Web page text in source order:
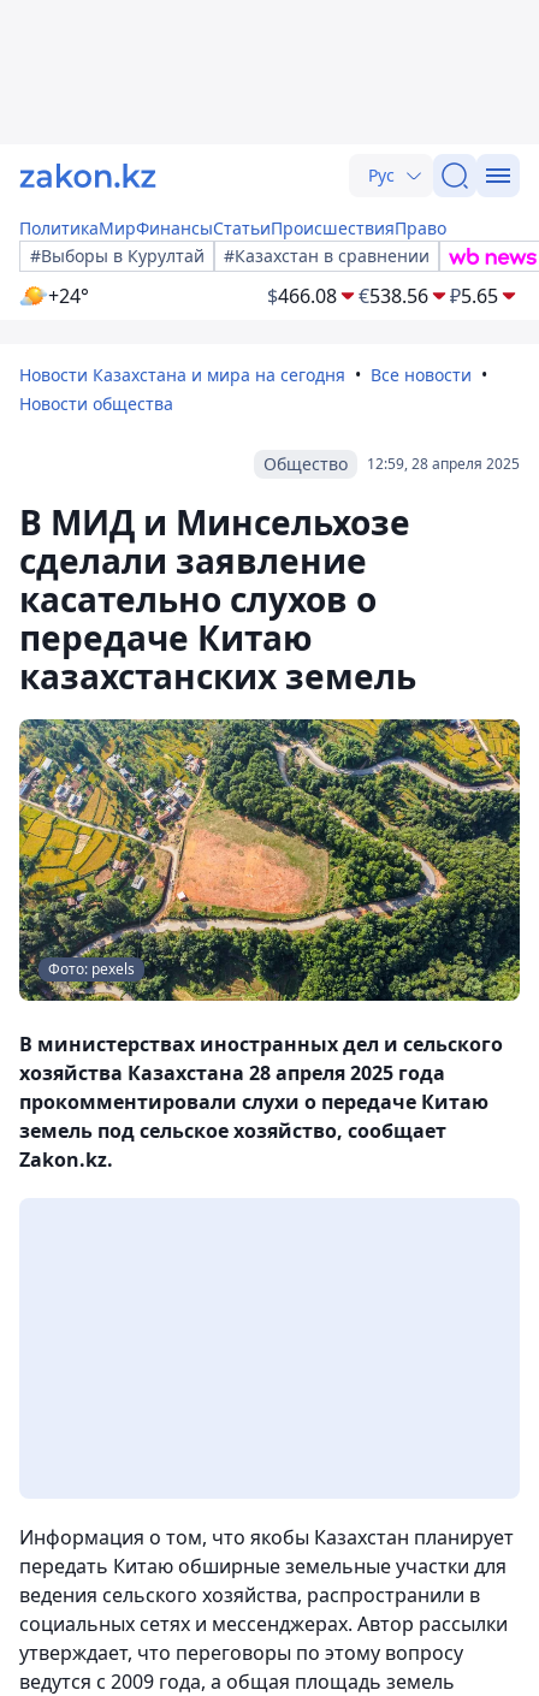
Рус
ПолитикаМирФинансыСтатьиПроисшествияПраво
#Выборы в Курултай
#Казахстан в сравнении
+24° $466.08 €538.56 ₽5.65
Новости Казахстана и мира на сегодня
Все новости
Новости общества
12:59, 28 апреля 2025
Общество
В МИД и Минсельхозе
сделали заявление
касательно слухов о
передаче Китаю
казахстанских земель
Фото: pexels
В министерствах иностранных дел и сельского
хозяйства Казахстана 28 апреля 2025 года
прокомментировали слухи о передаче Китаю
земель под сельское хозяйство, сообщает
Zakon.kz.
Информация о том, что якобы Казахстан планирует
передать Китаю обширные земельные участки для
ведения сельского хозяйства, распространили в
социальных сетях и мессенджерах. Автор рассылки
утверждает, что переговоры по этому вопросу
ведутся с 2009 года, а общая площадь земель